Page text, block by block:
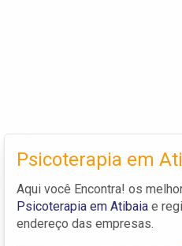
Psicoterapia em
Aqui você Encontra! os
Psicoterapia em Atibaia e
endereço das empresas.